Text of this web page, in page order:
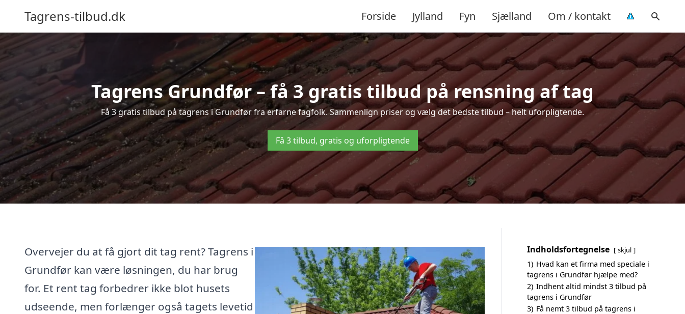
Tagrens-tilbud.dk Forside Jylland Fyn Sjælland Om / kontakt
Tagrens Grundfør – få 3 gratis tilbud på rensning af tag
Få 3 gratis tilbud på tagrens i Grundfør fra erfarne fagfolk. Sammenlign priser og vælg det bedste tilbud – helt uforpligtende.
Få 3 tilbud, gratis og uforpligtende
Overvejer du at få gjort dit tag rent? Tagrens i
Grundfør kan være løsningen, du har brug
for. Et rent tag forbedrer ikke blot husets
udseende, men forlænger også tagets levetid
Indholdsfortegnelse skjul
1) Hvad kan et firma med speciale i
tagrens i Grundfør hjælpe med?
2) Indhent altid mindst 3 tilbud på
tagrens i Grundfør
3) Få nemt 3 tilbud på tagrens i